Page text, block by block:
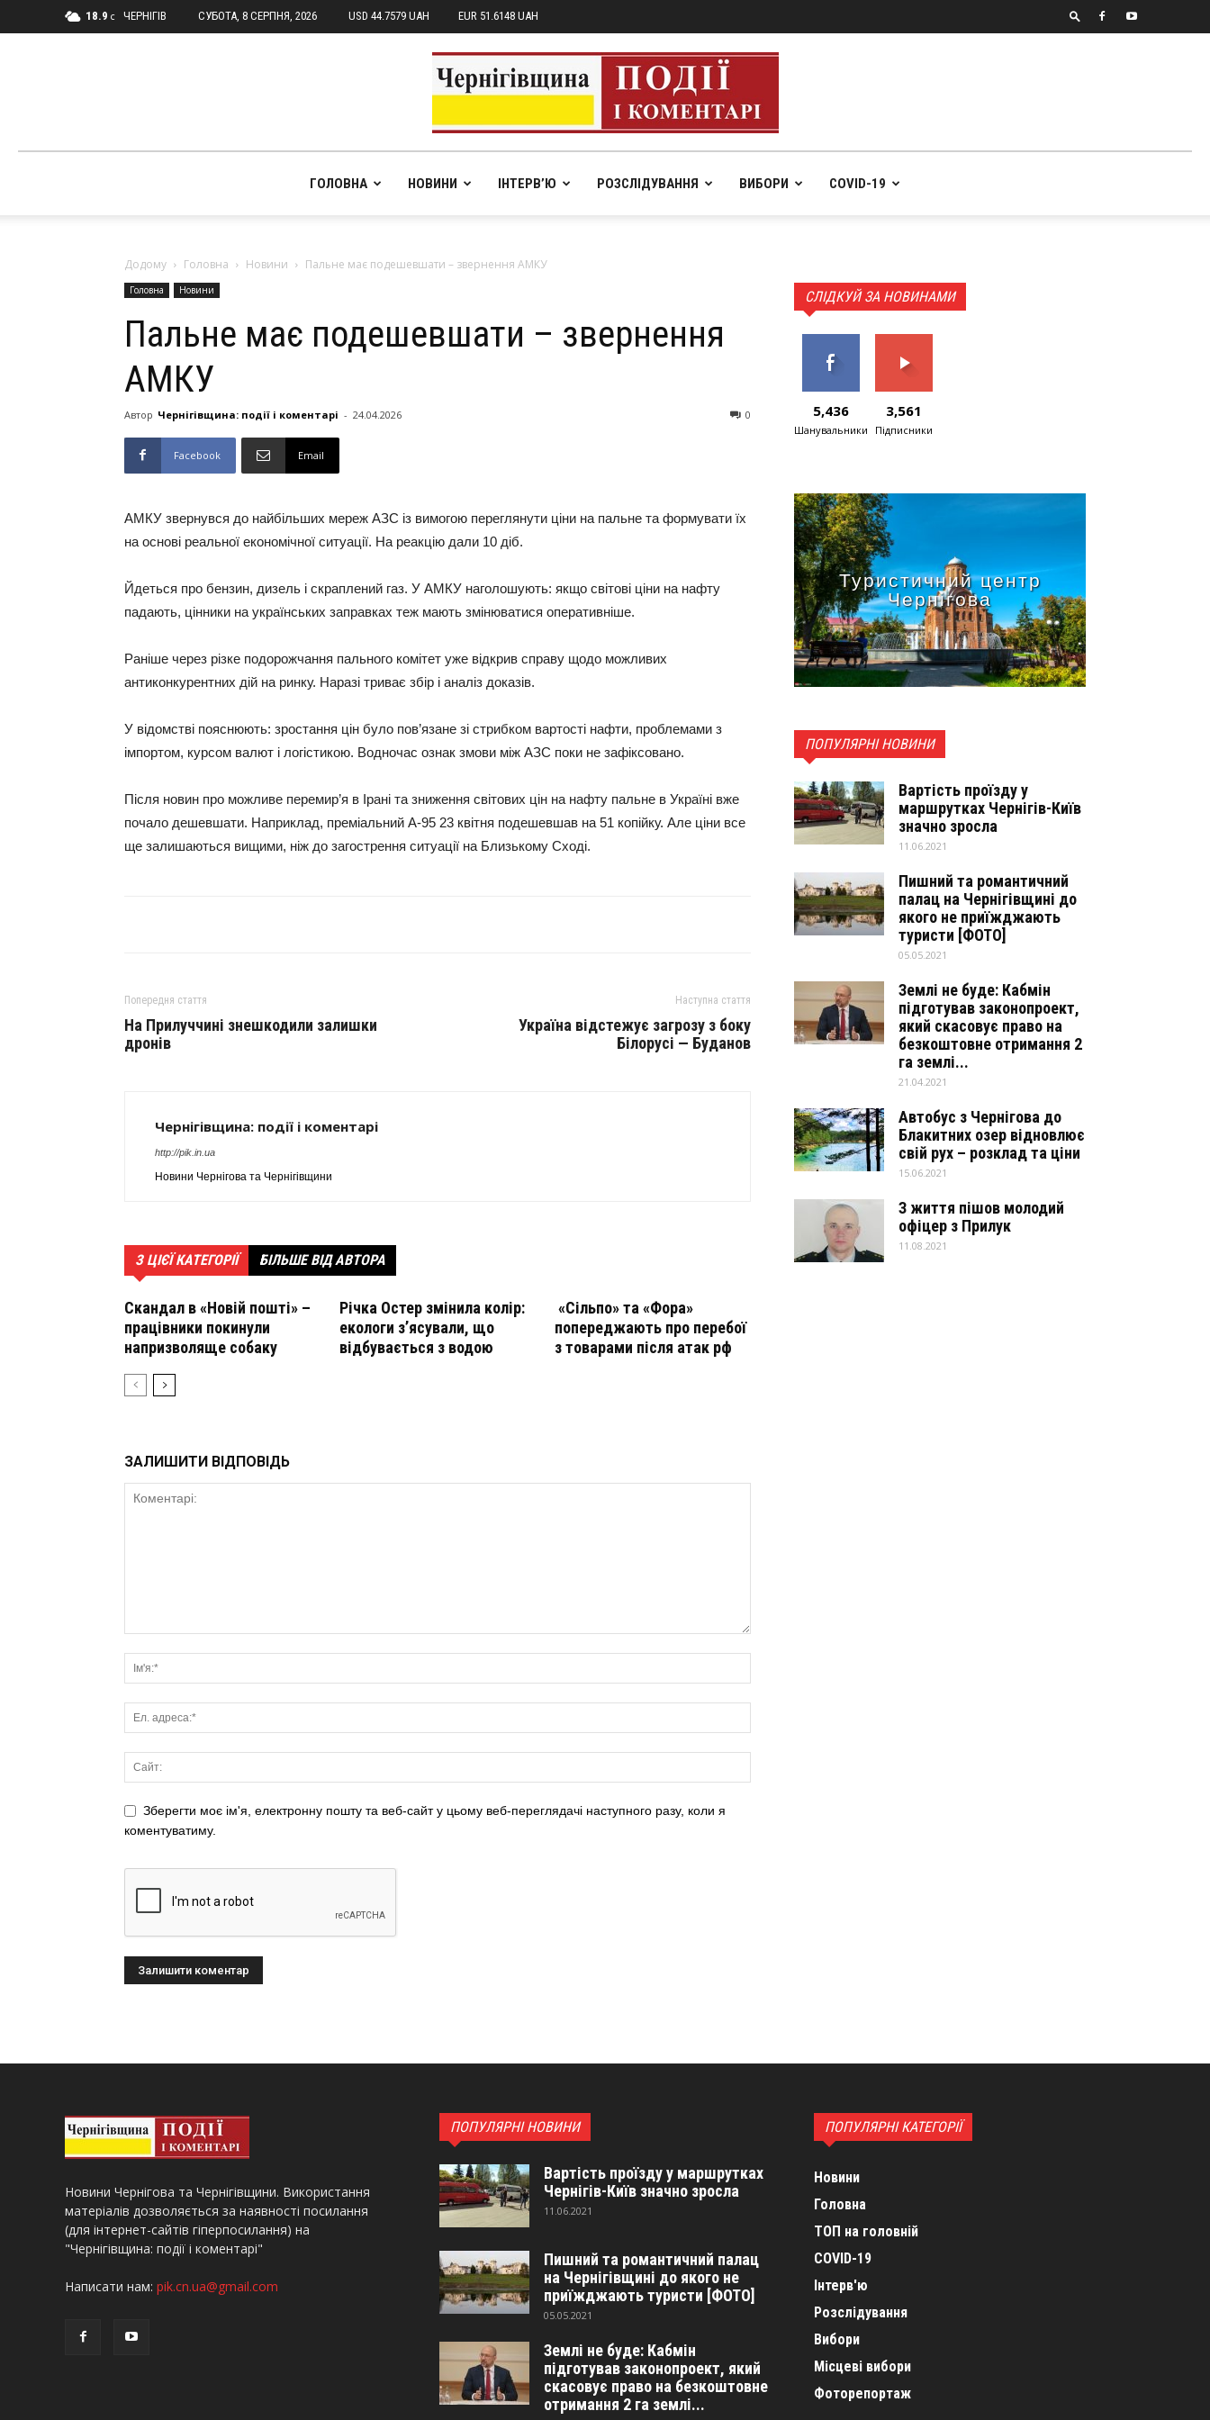
18.9 C ЧЕРНІГІВ СУБОТА, 8 СЕРПНЯ, 2026 USD 44.7579 UAH EUR 51.6148 UAH
pik.in.ua
ГОЛОВНА НОВИНИ ІНТЕРВ’Ю РОЗСЛІДУВАННЯ ВИБОРИ COVID-19
Додому Головна Новини Пальне має подешевшати – звернення АМКУ
Головна Новини
Пальне має подешевшати – звернення
АМКУ
Автор Чернігівщина: події і коментарі - 24.04.2026 0
Facebook Email
АМКУ звернувся до найбільших мереж АЗС із вимогою переглянути ціни на пальне та формувати їх
на основі реальної економічної ситуації. На реакцію дали 10 діб.
Йдеться про бензин, дизель і скраплений газ. У АМКУ наголошують: якщо світові ціни на нафту
падають, цінники на українських заправках теж мають змінюватися оперативніше.
Раніше через різке подорожчання пального комітет уже відкрив справу щодо можливих
антиконкурентних дій на ринку. Наразі триває збір і аналіз доказів.
У відомстві пояснюють: зростання цін було пов’язане зі стрибком вартості нафти, проблемами з
імпортом, курсом валют і логістикою. Водночас ознак змови між АЗС поки не зафіксовано.
Після новин про можливе перемир’я в Ірані та зниження світових цін на нафту пальне в Україні вже
почало дешевшати. Наприклад, преміальний А-95 23 квітня подешевшав на 51 копійку. Але ціни все
ще залишаються вищими, ніж до загострення ситуації на Близькому Сході.
Попередня стаття
На Прилуччині знешкодили залишки
дронів
Наступна стаття
Україна відстежує загрозу з боку
Білорусі — Буданов
Чернігівщина: події і коментарі
http://pik.in.ua
Новини Чернігова та Чернігівщини
З ЦІЄЇ КАТЕГОРІЇ БІЛЬШЕ ВІД АВТОРА
Скандал в «Новій пошті» –
працівники покинули
напризволяще собаку
Річка Остер змінила колір:
екологи з’ясували, що
відбувається з водою
«Сільпо» та «Фора»
попереджають про перебої
з товарами після атак рф
ЗАЛИШИТИ ВІДПОВІДЬ
Зберегти моє ім'я, електронну пошту та веб-сайт у цьому веб-переглядачі наступного разу, коли я
коментуватиму.
СЛІДКУЙ ЗА НОВИНАМИ
5,436
Шанувальники
3,561
Підписники
Туристичний центр
Чернігова
ПОПУЛЯРНІ НОВИНИ
Вартість проїзду у
маршрутках Чернігів-Київ
значно зросла
11.06.2021
Пишний та романтичний
палац на Чернігівщині до
якого не приїжджають
туристи [ФОТО]
05.05.2021
Землі не буде: Кабмін
підготував законопроект,
який скасовує право на
безкоштовне отримання 2
га землі...
21.04.2021
Автобус з Чернігова до
Блакитних озер відновлює
свій рух – розклад та ціни
15.06.2021
З життя пішов молодий
офіцер з Прилук
11.08.2021
Новини Чернігова та Чернігівщини. Використання
матеріалів дозволяється за наявності посилання
(для інтернет-сайтів гіперпосилання) на
"Чернігівщина: події і коментарі"
Написати нам: pik.cn.ua@gmail.com
ПОПУЛЯРНІ НОВИНИ
Вартість проїзду у маршрутках
Чернігів-Київ значно зросла
11.06.2021
Пишний та романтичний палац
на Чернігівщині до якого не
приїжджають туристи [ФОТО]
05.05.2021
Землі не буде: Кабмін
підготував законопроект, який
скасовує право на безкоштовне
отримання 2 га землі...
ПОПУЛЯРНІ КАТЕГОРІЇ
Новини
Головна
ТОП на головній
COVID-19
Інтерв'ю
Розслідування
Вибори
Місцеві вибори
Фоторепортаж